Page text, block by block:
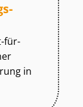
für-
in